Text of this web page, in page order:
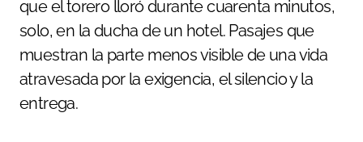
que el torero lloró durante cuarenta minutos,
solo, en la ducha de un hotel. Pasajes que
muestran la parte menos visible de una vida
atravesada por la exigencia, el silencio y la
entrega.